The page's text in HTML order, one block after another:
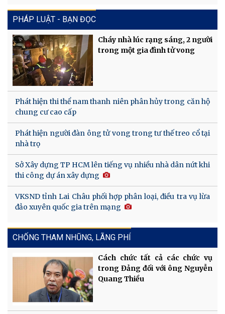
PHÁP LUẬT - BẠN ĐỌC
Cháy nhà lúc rạng sáng, 2 người
trong một gia đình tử vong
Phát hiện thi thể nam thanh niên phân hủy trong căn hộ
chung cư cao cấp
Phát hiện người đàn ông tử vong trong tư thế treo cổ tại
nhà trọ
Sở Xây dựng TP HCM lên tiếng vụ nhiều nhà dân nứt khi
thi công dự án xây dựng
VKSND tỉnh Lai Châu phối hợp phân loại, điều tra vụ lừa
đảo xuyên quốc gia trên mạng
CHỐNG THAM NHŨNG, LÃNG PHÍ
Cách chức tất cả các chức vụ
trong Đảng đối với ông Nguyễn
Quang Thiều